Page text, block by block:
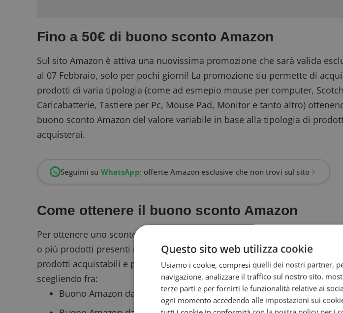
Fino a 50€ di buono sconto Amazon
Sul sito Amazon è attiva una nuovissima promozione che sarà valida
al 07 Febbraio, solo per pochi giorni! La promozione tiu permette di
prodotti di varia tipologia (come ad esmepio mouse per computer,
Caricabatterie, Tastiere per Pc, Mouse Pad, Monitor e tanto altro)
buono sconto Amazon del valore variabile in base alla tipologia di
acquisterai.
Seguimi su WhatsApp: offerte Amazon esclusive che non trovi sul sito
Come ottenere il buono sconto Amazon
Per ottenere uno sconto Amazon fino a 50€
o più prodotti presenti nella pagina promozionale dedicata. Nella pagina
prodotti acquistabili e potrai visualizzare quali prodotti ti offrono un
scegliendo fra:
Buono Amazon da 5€
Questo sito web utilizza cookie
Usiamo i cookie, compresi quelli dei nostri partner,
navigazione, analizzare il traffico sul nostro sito,
terze parti e per fornirti le funzionalità relative ai
ogni momento accedendo alle impostazioni sui